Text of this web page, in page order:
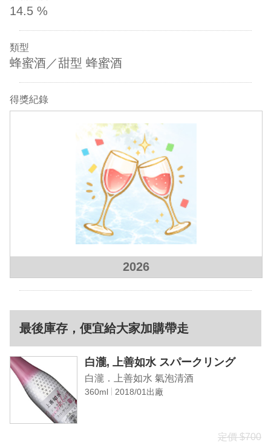
14.5 %
類型
蜂蜜酒／甜型 蜂蜜酒
得獎紀錄
2026
最後庫存，便宜給大家加購帶走
白瀧, 上善如水 スパークリング
白瀧．上善如水 氣泡清酒
360ml 2018/01出廠
定價 $700